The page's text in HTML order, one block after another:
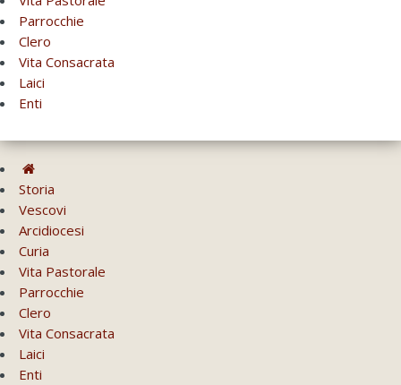
Parrocchie
Clero
Vita Consacrata
Laici
Enti
Storia
Vescovi
Arcidiocesi
Curia
Vita Pastorale
Parrocchie
Clero
Vita Consacrata
Laici
Enti